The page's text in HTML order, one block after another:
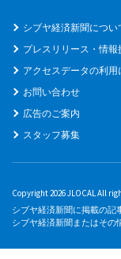
シブヤ経済新聞につい
プレスリリース・情報
アクセスデータの利用
お問い合わせ
広告のご案内
スタッフ募集
Copyright 2026 JLOCAL All
シブヤ経済新聞に掲載の記
シブヤ経済新聞またはその